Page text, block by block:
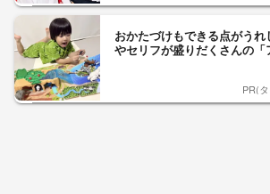
おかたづけもできる点がう
やセリフが盛りだくさんの
PR(